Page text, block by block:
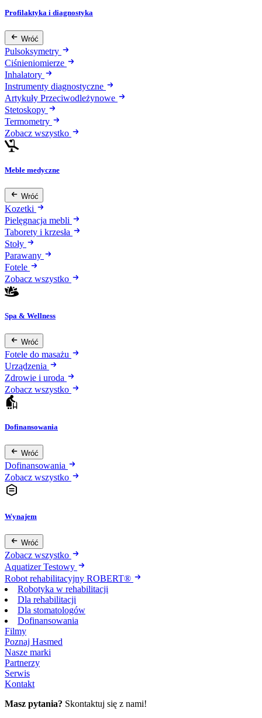
Profilaktyka i diagnostyka
Wróć
Pulsoksymetry
Ciśnieniomierze
Inhalatory
Instrumenty diagnostyczne
Artykuły Przeciwodleżynowe
Stetoskopy
Termometry
Zobacz wszystko
Meble medyczne
Wróć
Kozetki
Pielęgnacja mebli
Taborety i krzesła
Stoły
Parawany
Fotele
Zobacz wszystko
Spa & Wellness
Wróć
Fotele do masażu
Urządzenia
Zdrowie i uroda
Zobacz wszystko
Dofinansowania
Wróć
Dofinansowania
Zobacz wszystko
Wynajem
Wróć
Zobacz wszystko
Aquatizer Testowy
Robot rehabilitacyjny ROBERT®
Robotyka w rehabilitacji
Dla rehabilitacji
Dla stomatologów
Dofinansowania
Filmy
Poznaj Hasmed
Nasze marki
Partnerzy
Serwis
Kontakt
Masz pytania? Skontaktuj się z nami!